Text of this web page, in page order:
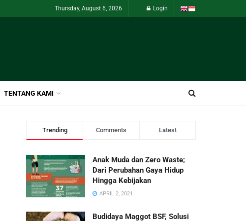
Thursday, August 6, 2026 Login
TENTANG KAMI
Trending Comments Latest
Anak Muda dan Zero Waste;
Dari Perubahan Gaya Hidup
Hingga Kebijakan
APRIL 2, 2021
Budidaya Maggot BSF, Solusi